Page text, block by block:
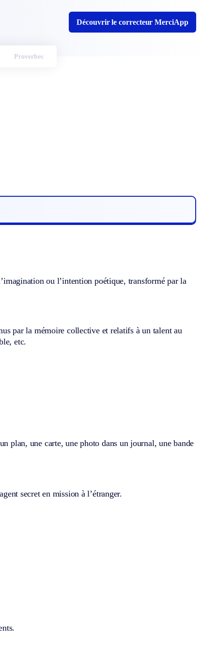
Découvrir le correcteur MerciApp
Proverbes
ou l’intention poétique, transformé par la
par la mémoire collective et relatifs à un talent au
etc.
plan, une carte, une photo dans un journal, une bande
secret en mission à l’étranger.